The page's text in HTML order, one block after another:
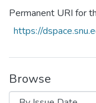
Permanent URI for
https://
Browse